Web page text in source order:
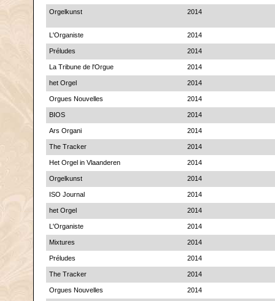
Orgelkunst 2014
L'Organiste 2014
Préludes 2014
La Tribune de l'Orgue 2014
het Orgel 2014
Orgues Nouvelles 2014
BIOS 2014
Ars Organi 2014
The Tracker 2014
Het Orgel in Vlaanderen 2014
Orgelkunst 2014
ISO Journal 2014
het Orgel 2014
L'Organiste 2014
Mixtures 2014
Préludes 2014
The Tracker 2014
Orgues Nouvelles 2014